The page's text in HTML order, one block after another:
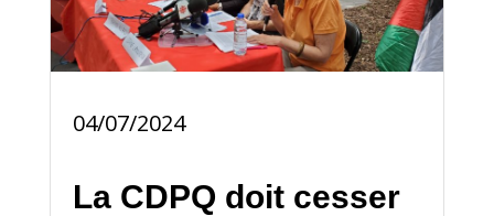
04/07/2024
La CDPQ doit cesser